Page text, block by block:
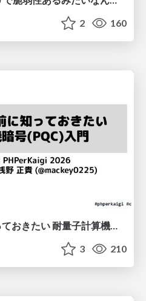
2 160
RSAが破られる前に知っておきたい 耐量子計算機暗号(PQC)入門 / Intro to PQC: Preparing for the Post-RSA Era
3 210